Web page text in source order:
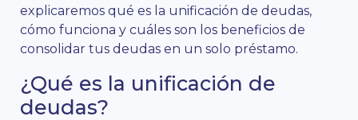
explicaremos qué es la unificación de deudas,
cómo funciona y cuáles son los beneficios de
consolidar tus deudas en un solo préstamo.
¿Qué es la unificación de
deudas?